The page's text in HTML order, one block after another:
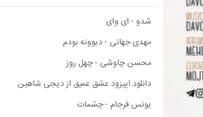
شدو - ای وای
مهدی جهانی - دیوونه بودم
محسن چاوشی - چهل روز
دانلود اپیزود عشق عمیق از دیجی شاهین
یونس فرجام - چشمات